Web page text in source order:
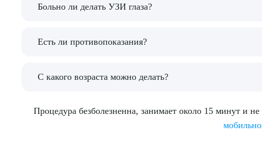
Больно ли делать УЗИ глаза?
Нет. Датчик скользит по закрытому веку, не касаясь
Есть ли противопоказания?
Абсолютных противопоказаний нет. Относительные –
С какого возраста можно делать?
С первых дней жизни. У новорожденных
Процедура безболезненна, занимает около 15 минут и